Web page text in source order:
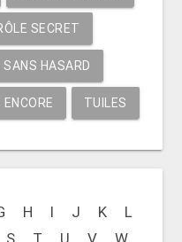
SECRET
SANS HASARD
TUILES
H I J K
L